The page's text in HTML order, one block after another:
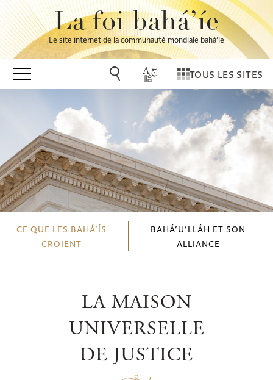
La foi bahá’íe
Le site internet de la communauté mondiale bahá’íe
TOUS LES SITES
CE QUE LES BAHÁ’ÍS
CROIENT
BAHÁ’U’LLÁH ET SON
ALLIANCE
LA MAISON
UNIVERSELLE
DE JUSTICE